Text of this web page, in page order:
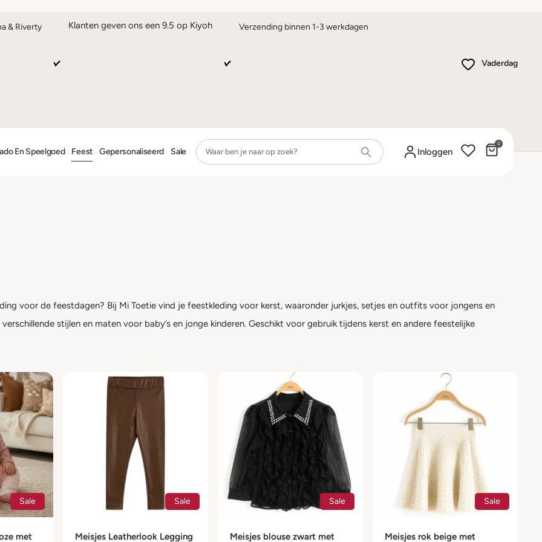
& Riverty Klanten geven ons een 9.5 op Kiyoh Verzending binnen 1-3 werkdagen
Vaderdag
En Speelgoed Feest Gepersonaliseerd Sale Inloggen
0
voor de feestdagen? Bij Mi Toetie vind je feestkleding voor kerst, waaronder jurkjes, setjes en outfits voor jongens en
stijlen en maten voor baby’s en jonge kinderen. Geschikt voor gebruik tijdens kerst en andere feestelijke
Sale
met
Sale
Meisjes Leatherlook Legging
Sale
Meisjes blouse zwart met
Sale
Meisjes rok beige met